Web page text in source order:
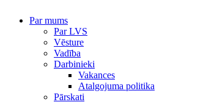
Par mums
Par LVS
Vēsture
Vadība
Darbinieki
Vakances
Atalgojuma politika
Pārskati